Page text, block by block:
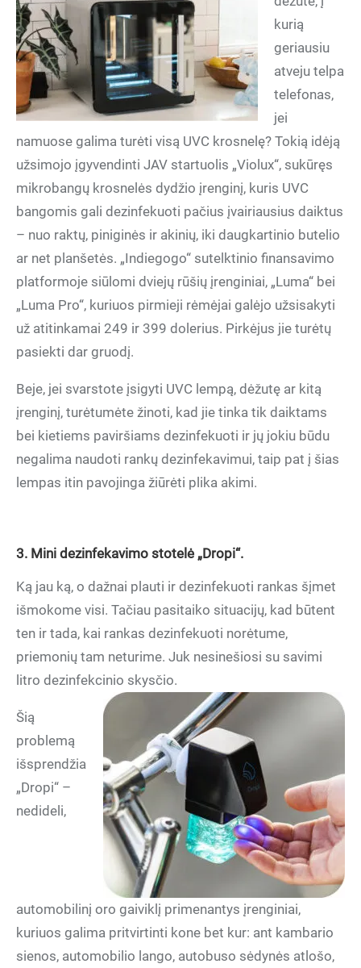
kurią
geriausiu
atveju telpa
telefonas,
jei
namuose galima turėti visą UVC krosnelę? Tokią idėją
užsimojo įgyvendinti JAV startuolis „Violux“, sukūręs
mikrobangų krosnelės dydžio įrenginį, kuris UVC
bangomis gali dezinfekuoti pačius įvairiausius daiktus
– nuo raktų, piniginės ir akinių, iki daugkartinio butelio
ar net planšetės. „Indiegogo“ sutelktinio finansavimo
platformoje siūlomi dviejų rūšių įrenginiai, „Luma“ bei
„Luma Pro“, kuriuos pirmieji rėmėjai galėjo užsisakyti
už atitinkamai 249 ir 399 dolerius. Pirkėjus jie turėtų
pasiekti dar gruodį.
Beje, jei svarstote įsigyti UVC lempą, dėžutę ar kitą
įrenginį, turėtumėte žinoti, kad jie tinka tik daiktams
bei kietiems paviršiams dezinfekuoti ir jų jokiu būdu
negalima naudoti rankų dezinfekavimui, taip pat į šias
lempas itin pavojinga žiūrėti plika akimi.
3. Mini dezinfekavimo stotelė „Dropi“.
Ką jau ką, o dažnai plauti ir dezinfekuoti rankas šįmet
išmokome visi. Tačiau pasitaiko situacijų, kad būtent
ten ir tada, kai rankas dezinfekuoti norėtume,
priemonių tam neturime. Juk nesinešiosi su savimi
litro dezinfekcinio skysčio.
Šią
problemą
išsprendžia
„Dropi“ –
nedideli,
automobilinį oro gaiviklį primenantys įrenginiai,
kuriuos galima pritvirtinti kone bet kur: ant kambario
sienos, automobilio lango, autobuso sėdynės atlošo,